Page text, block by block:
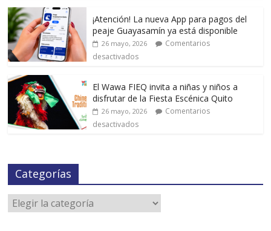
¡Atención! La nueva App para pagos del
peaje Guayasamín ya está disponible
26 mayo, 2026
Comentarios
desactivados
El Wawa FIEQ invita a niñas y niños a
disfrutar de la Fiesta Escénica Quito
26 mayo, 2026
Comentarios
desactivados
Categorías